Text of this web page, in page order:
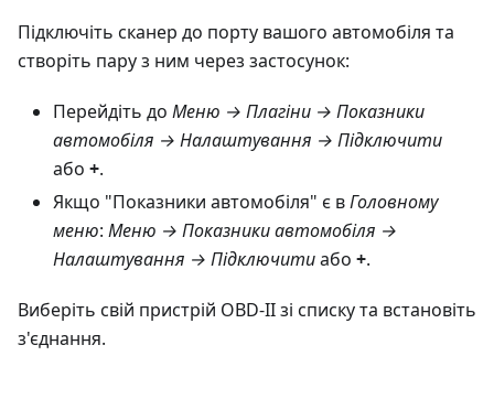
Підключіть сканер до порту вашого автомобіля та
створіть пару з ним через застосунок:
Перейдіть до Меню → Плагіни → Показники
автомобіля → Налаштування → Підключити
або +.
Якщо "Показники автомобіля" є вГоловному
меню: Меню → Показники автомобіля →
Налаштування → Підключитиабо +.
Виберіть свій пристрій OBD-II зі списку та встановіть
з'єднання.